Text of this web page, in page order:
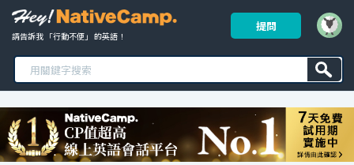
請告訴我 「行動不便」 的英語！
提問